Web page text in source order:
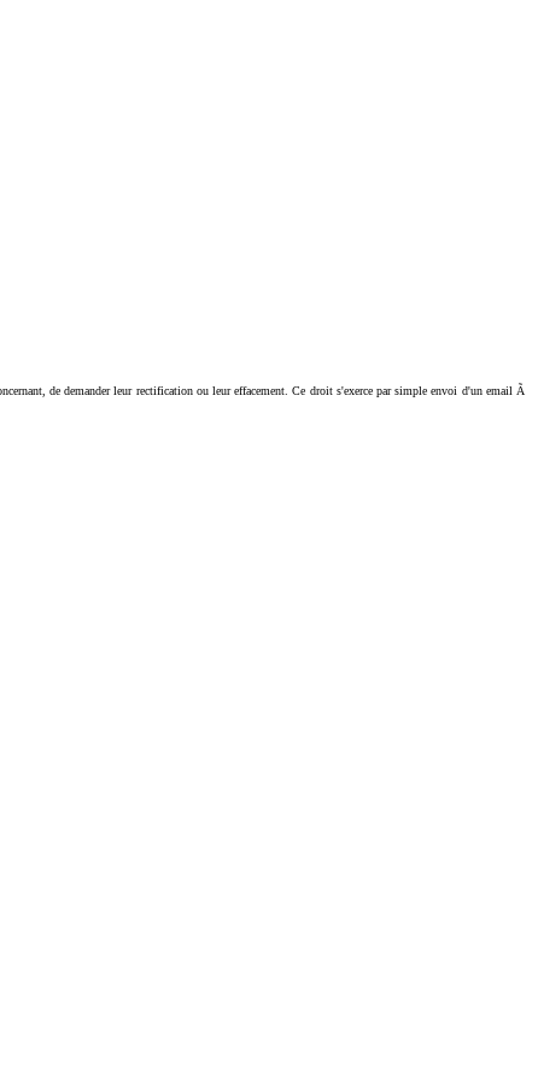
de demander leur rectification ou leur effacement. Ce droit s'exerce par simple envoi d'un email Ã